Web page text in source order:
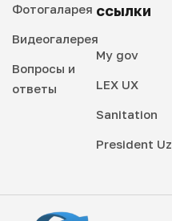
Фотогаларея
Видеогалерея
Вопросы и
ответы
ссылки
My gov
LEX UX
Sanitation
President Uz